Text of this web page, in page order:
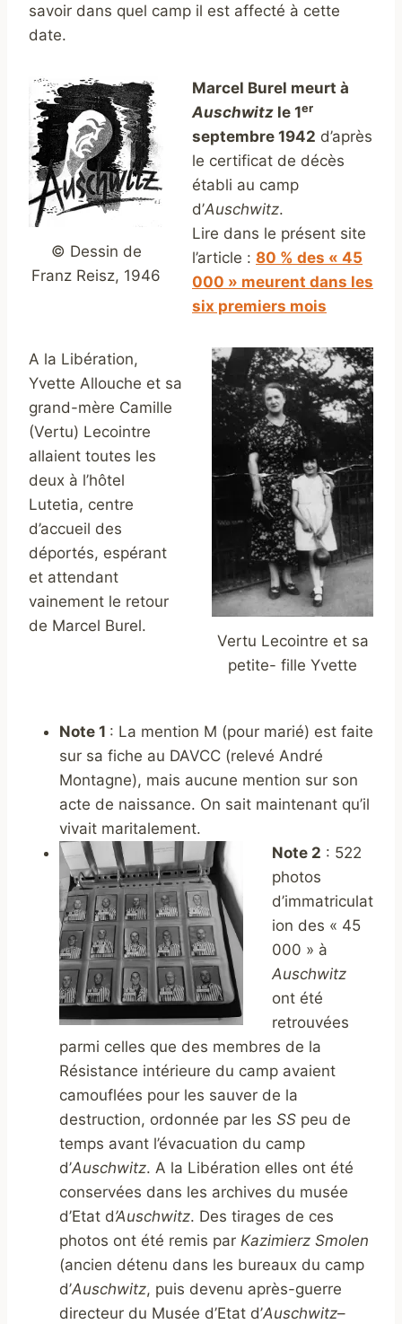
savoir dans quel camp il est affecté à cette
date.
© Dessin de
Franz Reisz, 1946
Marcel Burel meurt à
Auschwitz le 1er
septembre 1942 d’après
le certificat de décès
établi au camp
d’Auschwitz.
Lire dans le présent site
l’article : 80 % des « 45
000 » meurent dans les
six premiers mois
Vertu Lecointre et sa
petite- fille Yvette
A la Libération,
Yvette Allouche et sa
grand-mère Camille
(Vertu) Lecointre
allaient toutes les
deux à l’hôtel
Lutetia, centre
d’accueil des
déportés, espérant
et attendant
vainement le retour
de Marcel Burel.
Note 1 : La mention M (pour marié) est faite
sur sa fiche au DAVCC (relevé André
Montagne), mais aucune mention sur son
acte de naissance. On sait maintenant qu’il
vivait maritalement.
Note 2 : 522
photos
d’immatriculat
ion des « 45
000 » à
Auschwitz
ont été
retrouvées
parmi celles que des membres de la
Résistance intérieure du camp avaient
camouflées pour les sauver de la
destruction, ordonnée par les SS peu de
temps avant l’évacuation du camp
d’Auschwitz. A la Libération elles ont été
conservées dans les archives du musée
d’Etat d’Auschwitz. Des tirages de ces
photos ont été remis par Kazimierz Smolen
(ancien détenu dans les bureaux du camp
d’Auschwitz, puis devenu après-guerre
directeur du Musée d’Etat d’Auschwitz–